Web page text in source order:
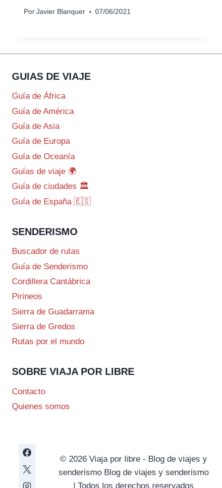
Por Javier Blanquer 07/06/2021
GUIAS DE VIAJE
Guía de África
Guía de América
Guía de Asia
Guía de Europa
Guía de Oceanía
Guías de viaje 🌍
Guía de ciudades 🏛️
Guía de España 🇪🇸
SENDERISMO
Buscador de rutas
Guía de Senderismo
Cordillera Cantábrica
Pirineos
Sierra de Guadarrama
Sierra de Gredos
Rutas por el mundo
SOBRE VIAJA POR LIBRE
Contacto
Quienes somos
© 2026 Viaja por libre - Blog de viajes y
senderismo Blog de viajes y senderismo
| Todos los derechos reservados